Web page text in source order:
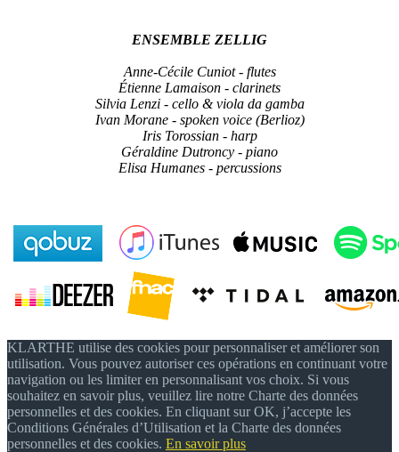
ENSEMBLE ZELLIG
Anne-Cécile Cuniot - flutes
Étienne Lamaison - clarinets
Silvia Lenzi - cello & viola da gamba
Ivan Morane - spoken voice (Berlioz)
Iris Torossian - harp
Géraldine Dutroncy - piano
Elisa Humanes - percussions
KLARTHE utilise des cookies pour personnaliser et améliorer son
utilisation. Vous pouvez autoriser ces opérations en continuant votre
navigation ou les limiter en personnalisant vos choix. Si vous
souhaitez en savoir plus, veuillez lire notre Charte des données
personnelles et des cookies. En cliquant sur OK, j’accepte les
Conditions Générales d’Utilisation et la Charte des données
personnelles et des cookies. En savoir plus